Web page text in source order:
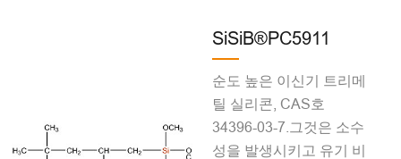
SiSiB®PC5911
순도 높은 이신기 트리메
틸 실리콘, CAS호
34396-03-7.그것은 소수
성을 발생시키고 유기 비